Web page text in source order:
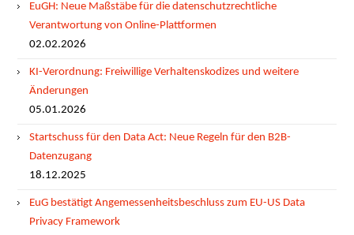
EuGH: Neue Maßstäbe für die datenschutzrechtliche
Verantwortung von Online-Plattformen
02.02.2026
KI-Verordnung: Freiwillige Verhaltenskodizes und weitere
Änderungen
05.01.2026
Startschuss für den Data Act: Neue Regeln für den B2B-
Datenzugang
18.12.2025
EuG bestätigt Angemessenheitsbeschluss zum EU-US Data
Privacy Framework